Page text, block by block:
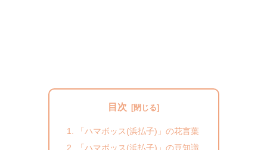
目次
「ハマボッス(浜払子)」の花言葉
「ハマボッス(浜払子)」の豆知識